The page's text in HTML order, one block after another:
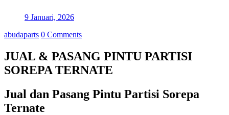
9 Januari, 2026
abudaparts 0 Comments
JUAL & PASANG PINTU PARTISI
SOREPA TERNATE
Jual dan Pasang Pintu Partisi Sorepa
Ternate